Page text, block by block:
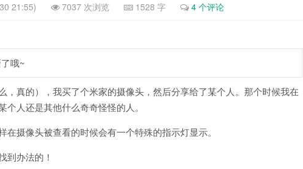
21:55) 7037 次浏览 1528 字 4 个评论
哦~
，真的），我买了个米家的摄像头，然后分享给了某个人。那个时候我在
人还是其他什么奇奇怪怪的人。
摄像头被查看的时候会有一个特殊的指示灯显示。
到办法的！